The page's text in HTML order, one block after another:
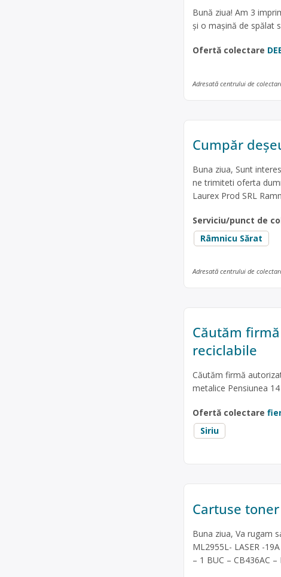
Bună ziua! Am 3
și o mașină de spălat
Ofertă colectare
Adresată centrului de
Cumpăr
Buna ziua, Sunt
ne trimiteti oferta
Laurex Prod SRL
Serviciu/punct de
Râmnicu Sărat
Adresată centrului de
Căutăm
reciclabile
Căutăm firmă
metalice Pensiunea
Ofertă colectare
Siriu
Cartuse toner
Buna ziua, Va rugam
ML2955L- LASER -
– 1 BUC – CB436AC –